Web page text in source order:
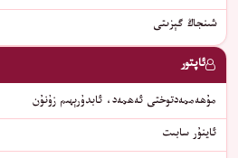
شىنجاڭ گېزىتى
ئاپتور
مۇھەممەدتوختى ئەھمەد، ئابدۇرېھىم زۇنۇن
ئاينۇر سابىت